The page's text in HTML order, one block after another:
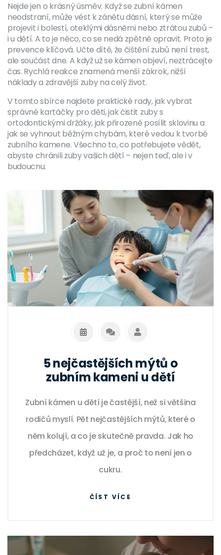
Nejde jen o krásný úsměv. Když se zubní kámen
neodstraní, může vést k zánětu dásní, který se může
projevit i bolestí, oteklými dásněmi nebo ztrátou zubů –
i u dětí. A to je něco, co se nedá zpětně opravit. Proto je
prevence klíčová. Učte dítě, že čištění zubů není trest,
ale součást dne. A když už se kámen objeví, neztrácejte
čas. Rychlá reakce znamená menší zákrok, nižší
náklady a zdravější zuby na celý život.
V tomto sbírce najdete praktické rady, jak vybrat
správné kartáčky pro děti, jak čistit zuby s
ortodontickými držáky, jak přirozeně posílit sklovinu a
jak se vyhnout běžným chybám, které vedou k tvorbě
zubního kamene. Všechno to, co potřebujete vědět,
abyste chránili zuby vašich dětí – nejen teď, ale i v
budoucnu.
5 nejčastějších mýtů o
zubním kameni u dětí
Zubní kámen u dětí je častější, než si většina
rodičů myslí. Pět nejčastějších mýtů, které o
něm kolují, a co je skutečně pravda. Jak ho
předcházet, když už je, a proč to není jen o
cukru.
ČÍST VÍCE